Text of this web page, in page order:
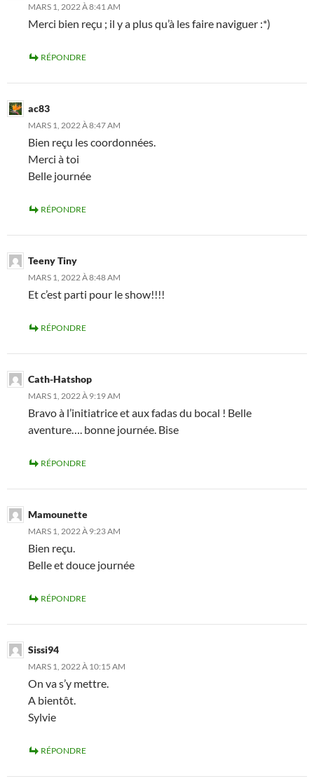
MARS 1, 2022 À 8:41 AM
Merci bien reçu ; il y a plus qu’à les faire naviguer :*)
RÉPONDRE
ac83
MARS 1, 2022 À 8:47 AM
Bien reçu les coordonnées.
Merci à toi
Belle journée
RÉPONDRE
Teeny Tiny
MARS 1, 2022 À 8:48 AM
Et c’est parti pour le show!!!!
RÉPONDRE
Cath-Hatshop
MARS 1, 2022 À 9:19 AM
Bravo à l’initiatrice et aux fadas du bocal ! Belle
aventure…. bonne journée. Bise
RÉPONDRE
Mamounette
MARS 1, 2022 À 9:23 AM
Bien reçu.
Belle et douce journée
RÉPONDRE
Sissi94
MARS 1, 2022 À 10:15 AM
On va s’y mettre.
A bientôt.
Sylvie
RÉPONDRE